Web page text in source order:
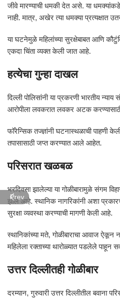
जीवे मारण्याची धमकी देत असे. या धमक्यांकडे
नाही. मात्र, अखेर त्या धमक्या प्रत्यक्षात
या घटनेमुळे महिलांच्या सुरक्षेबाबत आणि
एकदा चिंता व्यक्त केली जात आहे.
हत्येचा गुन्हा दाखल
दिल्ली पोलिसांनी या प्रकरणी भारतीय
आरोपीला लवकरात लवकर अटक
फॉरेन्सिक तज्ज्ञांनी घटनास्थळाची पाहणी
तपासासाठी जप्त करण्यात आले आहेत.
परिसरात खळबळ
भरदिवसा झालेल्या या गोळीबारामुळे संगम
झाले आहे. स्थानिक नागरिकांनी अशा
सुरक्षा व्यवस्था करण्याची मागणी केली आहे.
स्थानिकांच्या मते, गोळीबाराचा आवाज ऐकून
महिलेला रक्ताच्या थारोळ्यात पडलेले पाहून
उत्तर दिल्लीतही गोळीबार
दरम्यान, गुरुवारी उत्तर दिल्लीतील बवाना
Prev